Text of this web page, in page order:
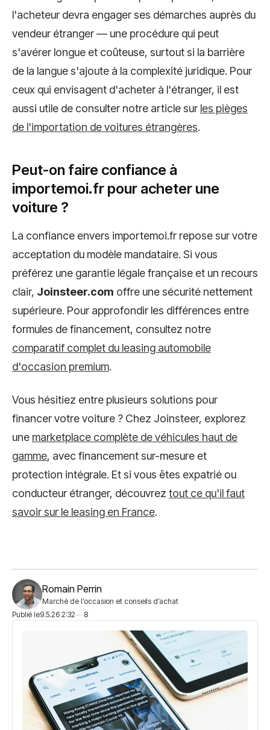
l'acheteur devra engager ses démarches auprès du
vendeur étranger — une procédure qui peut
s'avérer longue et coûteuse, surtout si la barrière
de la langue s'ajoute à la complexité juridique. Pour
ceux qui envisagent d'acheter à l'étranger, il est
aussi utile de consulter notre article sur les pièges
de l'importation de voitures étrangères.
Peut-on faire confiance à
importemoi.fr pour acheter une
voiture ?
La confiance envers importemoi.fr repose sur votre
acceptation du modèle mandataire. Si vous
préférez une garantie légale française et un recours
clair, Joinsteer.com offre une sécurité nettement
supérieure. Pour approfondir les différences entre
formules de financement, consultez notre
comparatif complet du leasing automobile
d'occasion premium.
Vous hésitiez entre plusieurs solutions pour
financer votre voiture ? Chez Joinsteer, explorez
une marketplace complète de véhicules haut de
gamme, avec financement sur-mesure et
protection intégrale. Et si vous êtes expatrié ou
conducteur étranger, découvrez tout ce qu'il faut
savoir sur le leasing en France.
Romain Perrin
Marché de l’occasion et conseils d’achat
Publié le9.5.26 2:32 8